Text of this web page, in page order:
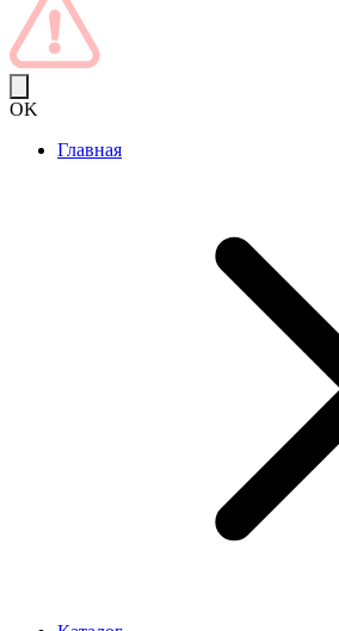
OK
Главная